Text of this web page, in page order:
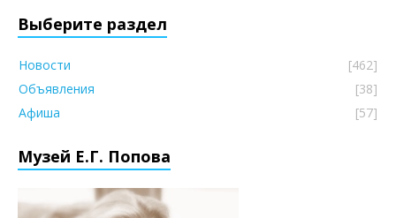
Выберите раздел
Новости
[462]
Объявления
[38]
Афиша
[57]
Музей Е.Г. Попова